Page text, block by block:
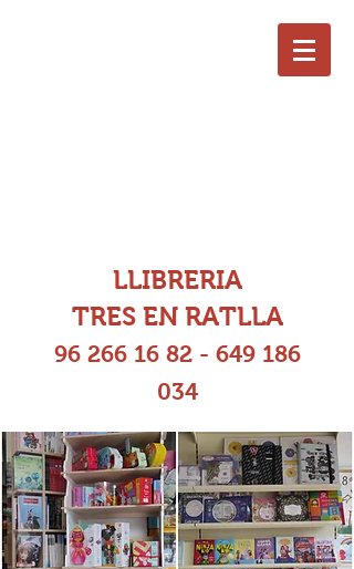
LLIBRERIA
TRES EN RATLLA
96 266 16 82 - 649 186
034